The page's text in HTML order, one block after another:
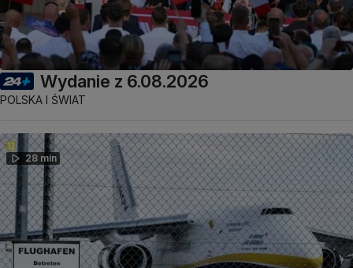
Wydanie z 6.08.2026
POLSKA I ŚWIAT
28 min